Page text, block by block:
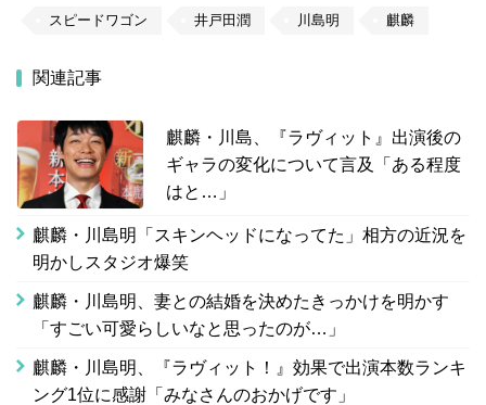
スピードワゴン 井戸田潤 川島明 麒麟
関連記事
麒麟・川島、『ラヴィット』出演後の
ギャラの変化について言及「ある程度
はと…」
麒麟・川島明「スキンヘッドになってた」相方の近況を
明かしスタジオ爆笑
麒麟・川島明、妻との結婚を決めたきっかけを明かす
「すごい可愛らしいなと思ったのが…」
麒麟・川島明、『ラヴィット！』効果で出演本数ランキ
ング1位に感謝「みなさんのおかげです」